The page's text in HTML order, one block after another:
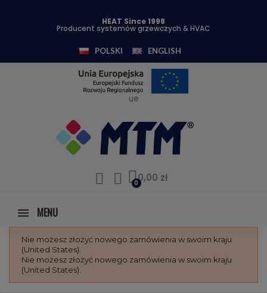
HEAT Since 1998
Producent systemów grzewczych & HVAC
POLSKI ENGLISH
ue
0,00 zł
MENU
Nie możesz złożyć nowego zamówienia w swoim kraju
(United States).
Nie możesz złożyć nowego zamówienia w swoim kraju
(United States).